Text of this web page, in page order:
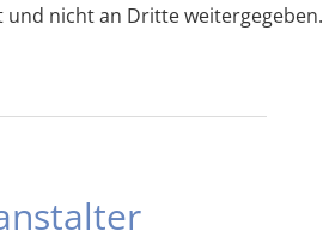
nicht an Dritte weitergegeben.